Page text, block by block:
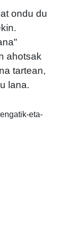
ondu du
ahotsak
tartean,
lana.